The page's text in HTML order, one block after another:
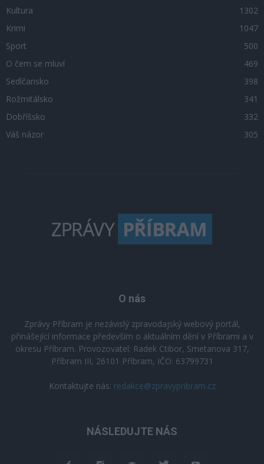
Kultura
1302
Krimi
1047
Sport
500
O čem se mluví
469
Sedlčansko
398
Rožmitálsko
341
Dobříšsko
332
Váš názor
305
O nás
Zprávy Příbram je nezávislý zpravodajský webový portál,
přinášející informace především o aktuálním dění v Příbrami a v
okresu Příbram. Provozovatel: Radek Ctibor, Smetanova 317,
Příbram III, 26101 Příbram, IČO: 63799731
Kontaktujte nás: redakce@zpravypribram.cz
NÁSLEDUJTE NÁS